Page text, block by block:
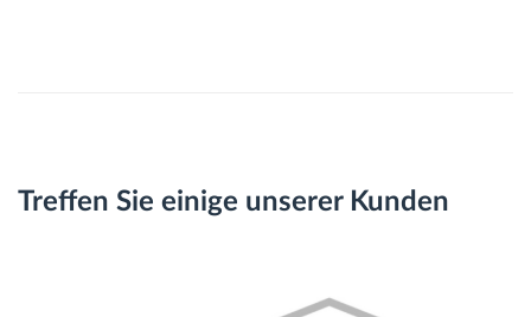
Treffen Sie einige unserer Kunden